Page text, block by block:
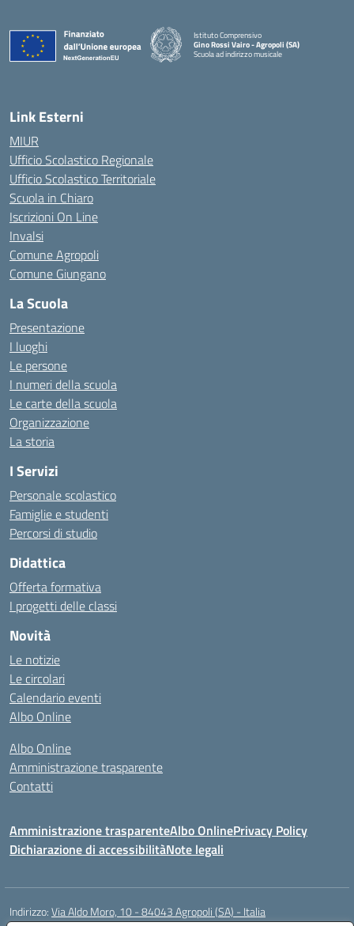
Istituto Comprensivo
Gino Rossi Vairo - Agropoli (SA)
Scuola ad indirizzo musicale
Link Esterni
MIUR
Ufficio Scolastico Regionale
Ufficio Scolastico Territoriale
Scuola in Chiaro
Iscrizioni On Line
Invalsi
Comune Agropoli
Comune Giungano
La Scuola
Presentazione
I luoghi
Le persone
I numeri della scuola
Le carte della scuola
Organizzazione
La storia
I Servizi
Personale scolastico
Famiglie e studenti
Percorsi di studio
Didattica
Offerta formativa
I progetti delle classi
Novità
Le notizie
Le circolari
Calendario eventi
Albo Online
Albo Online
Amministrazione trasparente
Contatti
Amministrazione trasparenteAlbo OnlinePrivacy Policy
Dichiarazione di accessibilitàNote legali
Indirizzo:Via Aldo Moro, 10 - 84043 Agropoli (SA) - Italia